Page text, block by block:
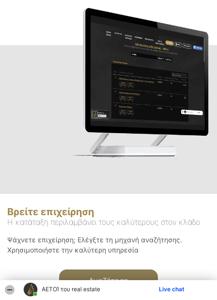
ΑΕΤΟΊ του real estate Live chat
Βρείτε επιχείρηση
Η κατάταξη περιλαμβάνει τους καλύτερους στον κλάδο
Ψάχνετε επιχείρηση; Ελέγξτε τη μηχανή αναζήτησης.
Χρησιμοποιήστε την καλύτερη υπηρεσία
Αναζήτηση